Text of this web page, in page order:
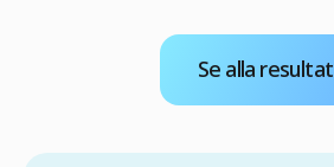
Se alla resultat